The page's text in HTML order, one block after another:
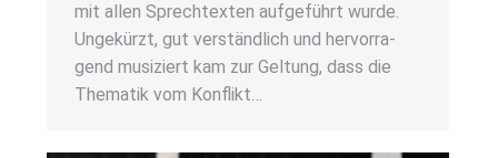
mit allen Sprech­tex­ten auf­ge­führt wur­de.
Unge­kürzt, gut ver­ständ­lich und her­vor­ra­
gend musi­ziert kam zur Gel­tung, dass die
The­ma­tik vom Kon­flikt…